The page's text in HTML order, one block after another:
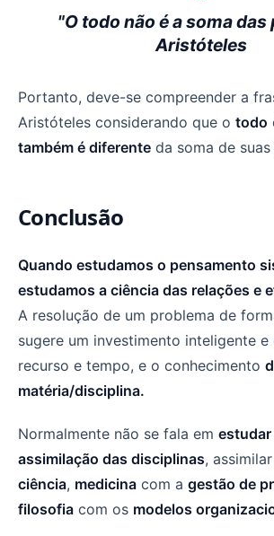
"O todo não é a soma das
Aristóteles
Portanto, deve-se compreender a
Aristóteles considerando que o todo
também é diferente da soma de
Conclusão
Quando estudamos o pensamento
estudamos a ciência das relações e
A resolução de um problema de
sugere um investimento inteligente
recurso e tempo, e o conhecimento
matéria/disciplina.
Normalmente não se fala em estudar
assimilação das disciplinas, assimilar
ciência, medicina com a gestão de
filosofia com os modelos